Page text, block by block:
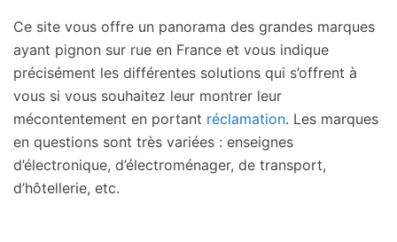
Ce site vous offre un panorama des grandes marques
ayant pignon sur rue en France et vous indique
précisément les différentes solutions qui s’offrent à
vous si vous souhaitez leur montrer leur
mécontentement en portant réclamation. Les marques
en questions sont très variées : enseignes
d’électronique, d’électroménager, de transport,
d’hôtellerie, etc.